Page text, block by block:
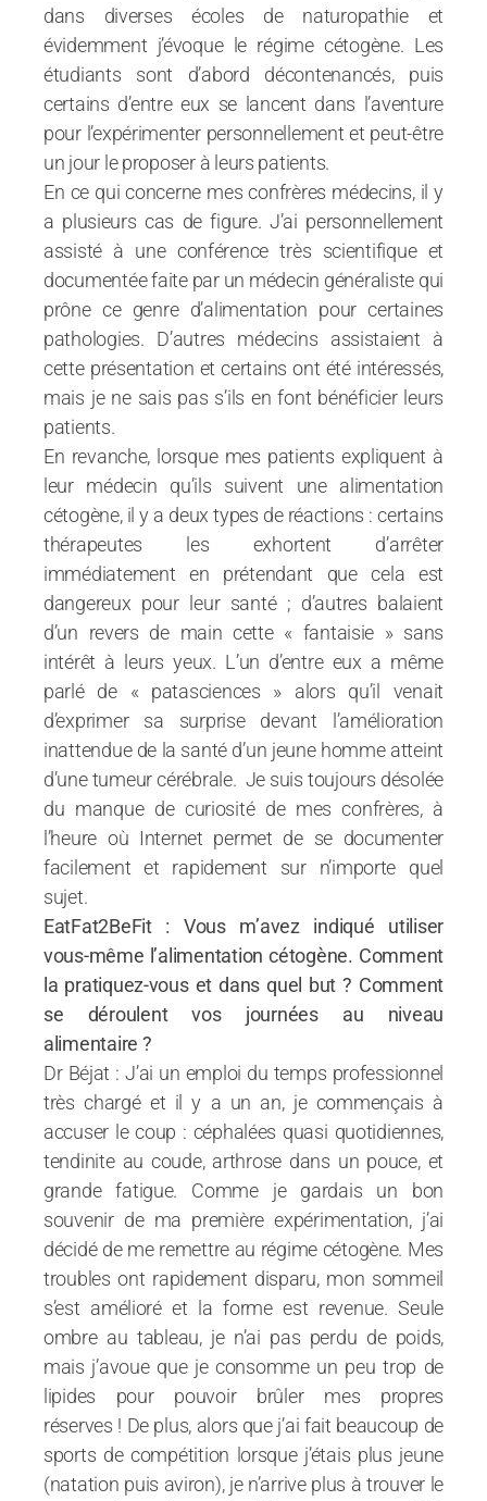
dans diverses écoles de naturopathie et
évidemment j’évoque le régime cétogène. Les
étudiants sont d’abord décontenancés, puis
certains d’entre eux se lancent dans l’aventure
pour l’expérimenter personnellement et peut-être
un jour le proposer à leurs patients.
En ce qui concerne mes confrères médecins, il y
a plusieurs cas de figure. J’ai personnellement
assisté à une conférence très scientifique et
documentée faite par un médecin généraliste qui
prône ce genre d’alimentation pour certaines
pathologies. D’autres médecins assistaient à
cette présentation et certains ont été intéressés,
mais je ne sais pas s’ils en font bénéficier leurs
patients.
En revanche, lorsque mes patients expliquent à
leur médecin qu’ils suivent une alimentation
cétogène, il y a deux types de réactions : certains
thérapeutes les exhortent d’arrêter
immédiatement en prétendant que cela est
dangereux pour leur santé ; d’autres balaient
d’un revers de main cette « fantaisie » sans
intérêt à leurs yeux. L’un d’entre eux a même
parlé de « patasciences » alors qu’il venait
d’exprimer sa surprise devant l’amélioration
inattendue de la santé d’un jeune homme atteint
d’une tumeur cérébrale. Je suis toujours désolée
du manque de curiosité de mes confrères, à
l’heure où Internet permet de se documenter
facilement et rapidement sur n’importe quel
sujet.
EatFat2BeFit : Vous m’avez indiqué utiliser
vous-même l’alimentation cétogène. Comment
la pratiquez-vous et dans quel but ? Comment
se déroulent vos journées au niveau
alimentaire ?
Dr Béjat : J’ai un emploi du temps professionnel
très chargé et il y a un an, je commençais à
accuser le coup : céphalées quasi quotidiennes,
tendinite au coude, arthrose dans un pouce, et
grande fatigue. Comme je gardais un bon
souvenir de ma première expérimentation, j’ai
décidé de me remettre au régime cétogène. Mes
troubles ont rapidement disparu, mon sommeil
s’est amélioré et la forme est revenue. Seule
ombre au tableau, je n’ai pas perdu de poids,
mais j’avoue que je consomme un peu trop de
lipides pour pouvoir brûler mes propres
réserves ! De plus, alors que j’ai fait beaucoup de
sports de compétition lorsque j’étais plus jeune
(natation puis aviron), je n’arrive plus à trouver le